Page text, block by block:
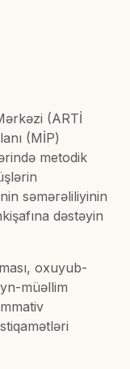
(ARTİ
(MİP)
metodik
səmərəliliyinin
dəstəyin
oxuyub-
müəllim